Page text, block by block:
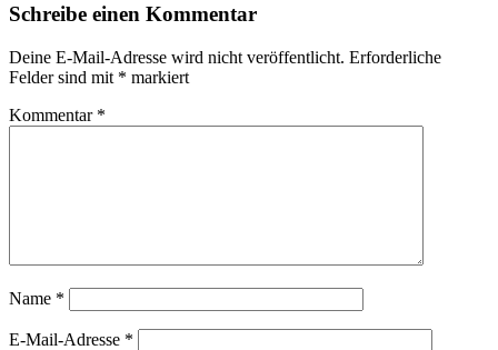
Schreibe einen Kommentar
Deine E-Mail-Adresse wird nicht veröffentlicht. Erforderliche
Felder sind mit * markiert
Kommentar *
Name *
E-Mail-Adresse *